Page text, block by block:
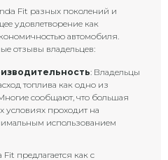
Fit разных поколений и
удовлетворение как
автомобиля.
отзывы владельцев:
: Владельцы
топлива как одно из
сообщают, что большая
условиях проходит на
использованием
Fit предлагается как с